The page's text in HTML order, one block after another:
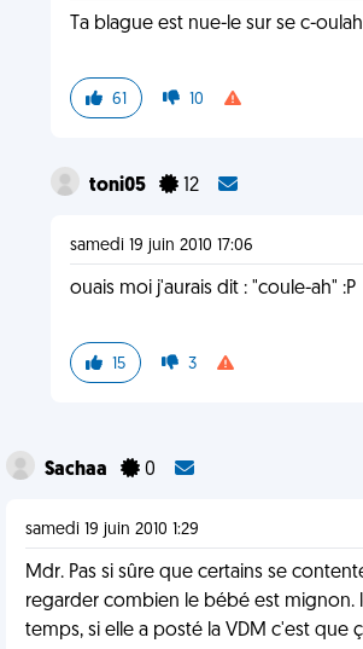
Ta blague est nue-le sur se c-oulah
61 10
toni05 12
samedi 19 juin 2010 17:06
ouais moi j'aurais dit : "coule-ah" :P
15 3
Sachaa 0
samedi 19 juin 2010 1:29
Mdr. Pas si sûre que certains se
regarder combien le bébé est mignon.
temps, si elle a posté la VDM c'est que